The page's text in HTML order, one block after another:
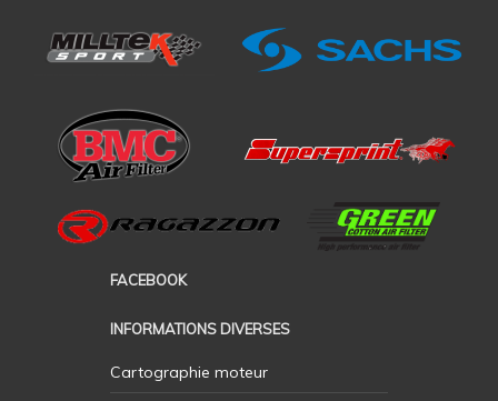
FACEBOOK
INFORMATIONS DIVERSES
Cartographie moteur